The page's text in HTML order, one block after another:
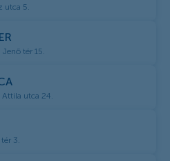
utca 5.
tér 15.
Attila utca 24.
3.